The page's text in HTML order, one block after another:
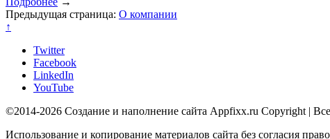
Предыдущая страница: О компании
↑
Twitter
Facebook
LinkedIn
YouTube
©2014-2026 Создание и наполнение сайта Appfixx.ru Copyright |
Использование и копирование материалов сайта без согласия